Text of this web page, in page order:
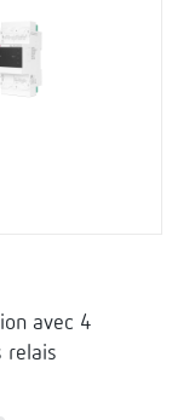
avec 4
relais